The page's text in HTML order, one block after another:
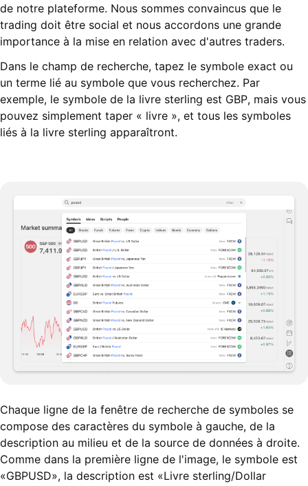
de notre plateforme. Nous sommes convaincus que le
trading doit être social et nous accordons une grande
importance à la mise en relation avec d'autres traders.
Dans le champ de recherche, tapez le symbole exact ou
un terme lié au symbole que vous recherchez. Par
exemple, le symbole de la livre sterling est GBP, mais vous
pouvez simplement taper « livre », et tous les symboles
liés à la livre sterling apparaîtront.
Chaque ligne de la fenêtre de recherche de symboles se
compose des caractères du symbole à gauche, de la
description au milieu et de la source de données à droite.
Comme dans la première ligne de l'image, le symbole est
«GBPUSD», la description est «Livre sterling/Dollar